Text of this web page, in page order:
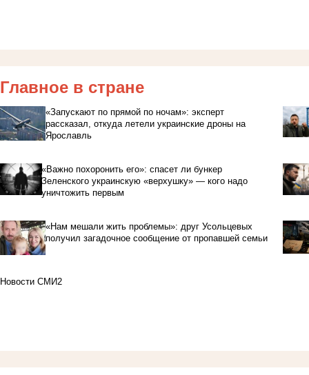
Главное в стране
«Запускают по прямой по ночам»: эксперт
рассказал, откуда летели украинские дроны на
Ярославль
«Важно похоронить его»: спасет ли бункер
Зеленского украинскую «верхушку» — кого надо
уничтожить первым
«Нам мешали жить проблемы»: друг Усольцевых
получил загадочное сообщение от пропавшей семьи
Новости СМИ2